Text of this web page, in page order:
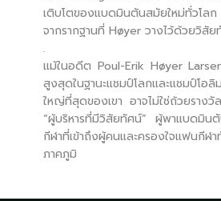
เติบโตของแบดมินตันสมัยใหม่ทั่ว
จากรากฐานที่ Høyer วางไว้ด้วยวิสั
.
แม้ในอดีต Poul-Erik Høyer
สูงสุดในฐานะแชมป์โลกและแชมป์โ
ใหญ่ที่สุดของเขา อาจไม่ใช่ถ้วยราง
“ผู้บริหารที่มีวิสัยทัศน์” ผู้พาแบดมินตั
กีฬาที่เข้าถึงผู้คนและครองใจแฟนกีฬา
ภาคภูมิ